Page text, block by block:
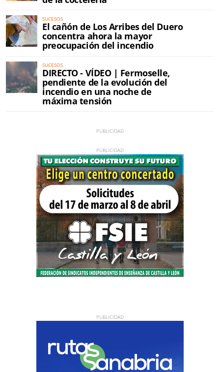
SUCESOS
El cañón de Los Arribes del Duero
concentra ahora la mayor
preocupación del incendio
SUCESOS
DIRECTO - VÍDEO | Fermoselle,
pendiente de la evolución del
incendio en una noche de
máxima tensión